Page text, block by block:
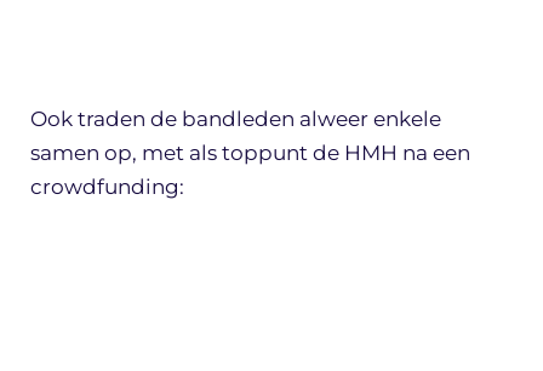
Ook traden de bandleden alweer enkele
samen op, met als toppunt de HMH na een
crowdfunding: